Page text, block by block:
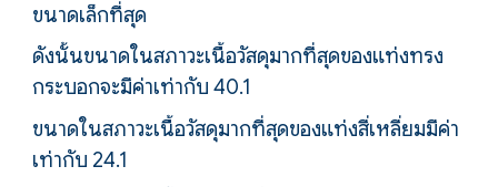
ขนาดเล็กที่สุด
ดังนั้นขนาดในสภาวะเนื้อวัสดุมากที่สุดของแท่งทรง
กระบอกจะมีค่าเท่ากับ 40.1
ขนาดในสภาวะเนื้อวัสดุมากที่สุดของแท่งสี่เหลี่ยมมีค่า
เท่ากับ 24.1